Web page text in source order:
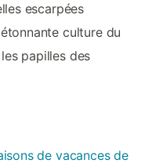
escarpées
culture du
papilles des
de vacances de